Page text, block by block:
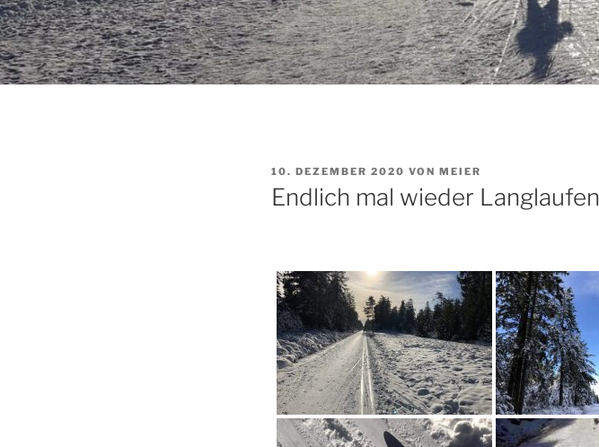
VERÖFFENTLICHT
AM
10. DEZEMBER 2020 VON MEIER
Endlich mal wieder Langlaufen